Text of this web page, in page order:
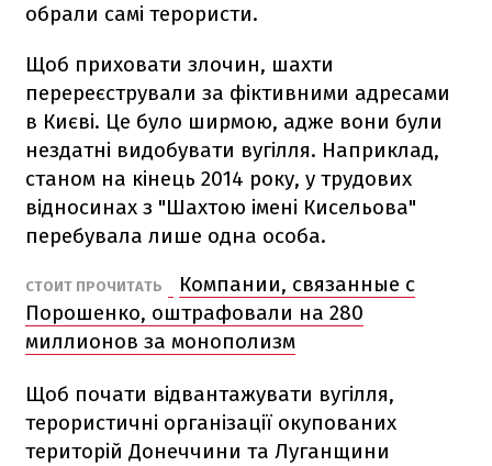
обрали самі терористи.
Щоб приховати злочин, шахти
перереєстрували за фіктивними адресами
в Києві. Це було ширмою, адже вони були
нездатні видобувати вугілля. Наприклад,
станом на кінець 2014 року, у трудових
відносинах з "Шахтою імені Кисельова"
перебувала лише одна особа.
СТОИТ ПРОЧИТАТЬ
Компании, связанные с
Порошенко, оштрафовали на 280
миллионов за монополизм
Щоб почати відвантажувати вугілля,
терористичні організації окупованих
територій Донеччини та Луганщини